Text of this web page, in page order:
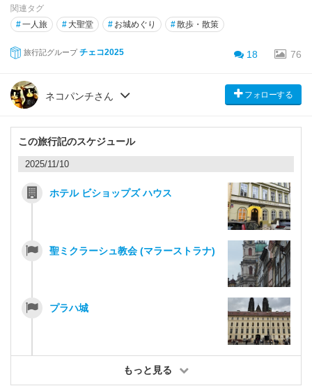
関連タグ
#一人旅 # 大聖堂 # お城めぐり #散歩・散策
旅行記グループ チェコ2025 18 76
ネコパンチさん フォローする
この旅行記のスケジュール
2025/11/10
ホテル ビショップズ ハウス
聖ミクラーシュ教会 (マラーストラナ)
プラハ城
もっと見る